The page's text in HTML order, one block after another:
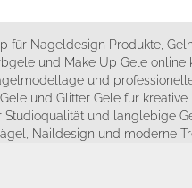
für Nageldesign Produkte,
und Make Up Gele online
und
und Glitter Gele für kreative
und langlebige
Naildesign und moderne